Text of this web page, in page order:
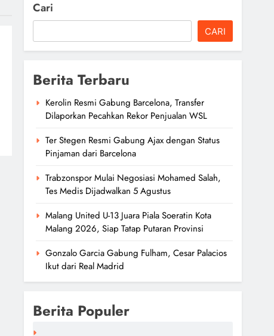
Cari
CARI
Berita Terbaru
Kerolin Resmi Gabung Barcelona, Transfer
Dilaporkan Pecahkan Rekor Penjualan WSL
Ter Stegen Resmi Gabung Ajax dengan Status
Pinjaman dari Barcelona
Trabzonspor Mulai Negosiasi Mohamed Salah,
Tes Medis Dijadwalkan 5 Agustus
Malang United U-13 Juara Piala Soeratin Kota
Malang 2026, Siap Tatap Putaran Provinsi
Gonzalo Garcia Gabung Fulham, Cesar Palacios
Ikut dari Real Madrid
Berita Populer